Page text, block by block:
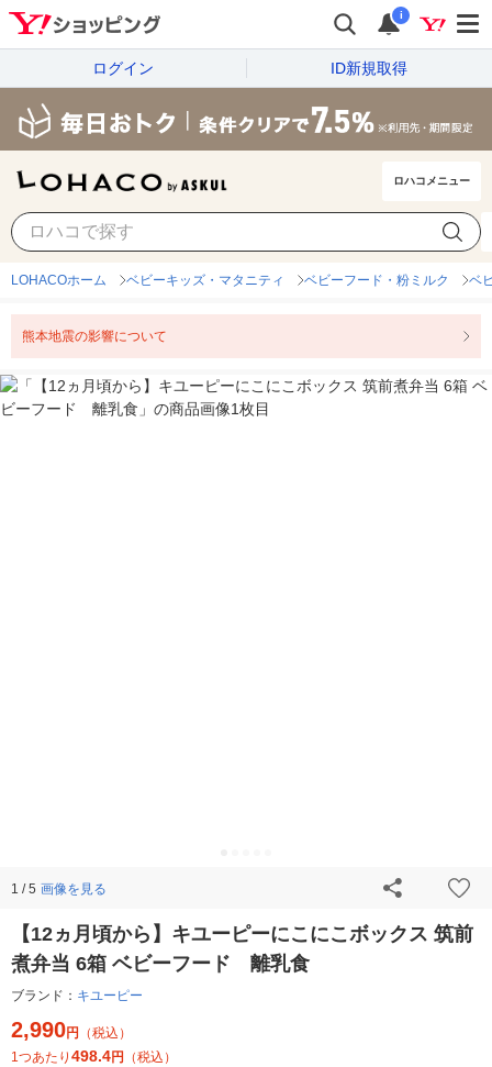
i
ログイン ID新規取得
ロハコメニュー
LOHACOホーム ベビーキッズ・マタニティ ベビーフード・粉ミルク ベ
熊本地震の影響について
1 / 5 画像を見る
【12ヵ月頃から】キユーピーにこにこボックス 筑前
煮弁当 6箱 ベビーフード 離乳食
ブランド： キユーピー
2,990円
（税込）
1つあたり 498.4円 （税込）